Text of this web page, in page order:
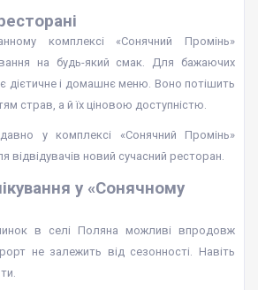
комплексі «Сонячний Промінь»
на будь-який смак. Для бажаючих
дієтичне і домашнє меню. Воно потішить
страв, а й їх ціновою доступністю.
у комплексі «Сонячний Промінь»
відвідувачів новий сучасний ресторан.
у «Сонячному
в селі Поляна можливі впродовж
не залежить від сезонності. Навіть